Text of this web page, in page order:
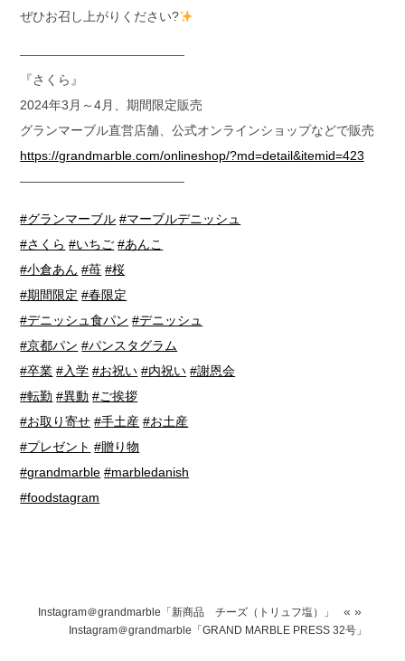
ぜひお召し上がりください?
—————————————
『さくら』
2024年3月～4月、期間限定販売
グランマーブル直営店舗、公式オンラインショップなどで販売
https://grandmarble.com/onlineshop/?md=detail&itemid=423
—————————————
#グランマーブル #マーブルデニッシュ
#さくら #いちご #あんこ
#小倉あん #苺 #桜
#期間限定 #春限定
#デニッシュ食パン #デニッシュ
#京都パン #パンスタグラム
#卒業 #入学 #お祝い #内祝い #謝恩会
#転勤 #異動 #ご挨拶
#お取り寄せ #手土産 #お土産
#プレゼント #贈り物
#grandmarble #marbledanish
#foodstagram
«
Instagram＠grandmarble「新商品 チーズ（トリュフ塩）」
Instagram＠grandmarble「GRAND MARBLE PRESS 32号」
»